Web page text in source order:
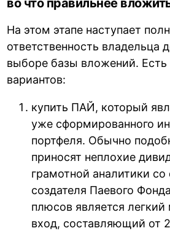
во что правильнее
На этом этапе наступает
ответственность владельца
выборе базы вложений. Есть
вариантов:
купить ПАЙ, который
уже сформированного
портфеля. Обычно
приносят неплохие
грамотной аналитики со
создателя Паевого
плюсов является
вход, составляющий от